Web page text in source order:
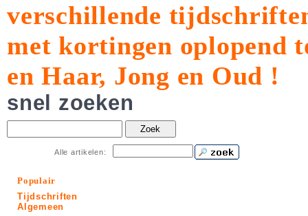
verschillende
met kortingen oplopend
en Haar, Jong en Oud !
snel zoeken
Zoek
Alle artikelen:
Populair
Tijdschriften
Algemeen